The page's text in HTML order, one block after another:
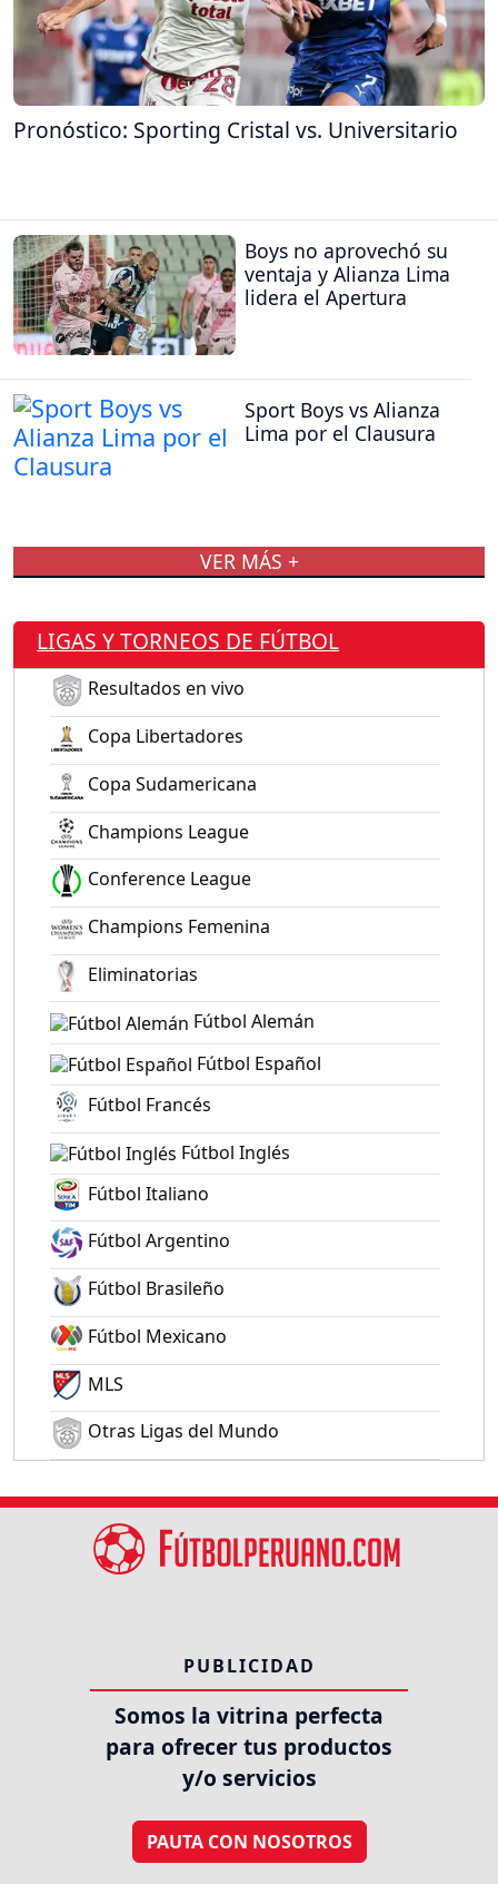
Pronóstico: Sporting Cristal vs. Universitario
Boys no aprovechó su
ventaja y Alianza Lima
lidera el Apertura
Sport Boys vs Alianza
Lima por el Clausura
VER MÁS +
LIGAS Y TORNEOS DE FÚTBOL
Resultados en vivo
Copa Libertadores
Copa Sudamericana
Champions League
Conference League
Champions Femenina
Eliminatorias
Fútbol Alemán
Fútbol Español
Fútbol Francés
Fútbol Inglés
Fútbol Italiano
Fútbol Argentino
Fútbol Brasileño
Fútbol Mexicano
MLS
Otras Ligas del Mundo
PUBLICIDAD
Somos la vitrina perfecta
para ofrecer tus productos
y/o servicios
PAUTA CON NOSOTROS